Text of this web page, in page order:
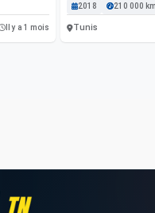
Il y a 1 mois
2018 210 000 km
Tunis